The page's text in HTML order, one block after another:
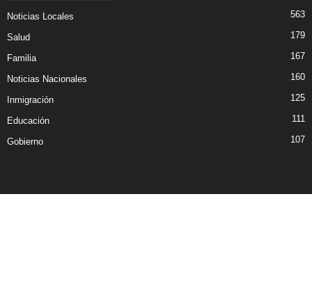
Noticias Locales 563
Salud 179
Familia 167
Noticias Nacionales 160
Inmigración 125
Educación 111
Gobierno 107